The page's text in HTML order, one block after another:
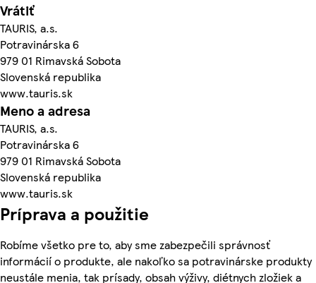
Vrátiť
TAURIS, a.s.
Potravinárska 6
979 01 Rimavská Sobota
Slovenská republika
www.tauris.sk
Meno a adresa
TAURIS, a.s.
Potravinárska 6
979 01 Rimavská Sobota
Slovenská republika
www.tauris.sk
Príprava a použitie
Robíme všetko pre to, aby sme zabezpečili správnosť
informácií o produkte, ale nakoľko sa potravinárske produkty
neustále menia, tak prísady, obsah výživy, diétnych zložiek a